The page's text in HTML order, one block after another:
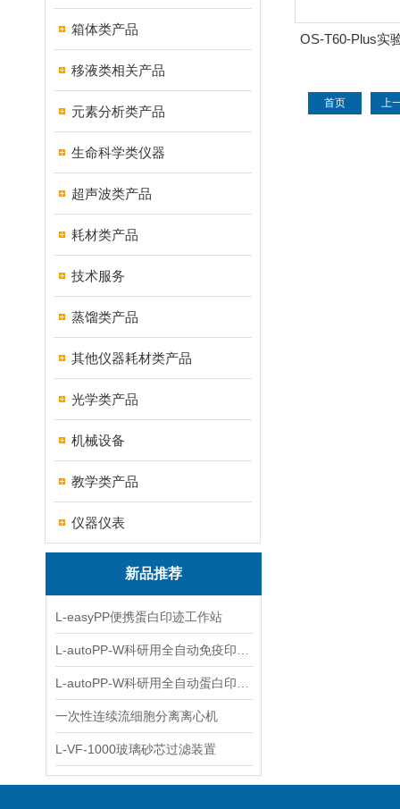
箱体类产品
移液类相关产品
元素分析类产品
生命科学类仪器
超声波类产品
耗材类产品
技术服务
蒸馏类产品
其他仪器耗材类产品
光学类产品
机械设备
教学类产品
仪器仪表
新品推荐
L-easyPP便携蛋白印迹工作站
一次性连续流细胞分离离心机
L-VF-1000玻璃砂芯过滤装置
OS-T60-Plus实
首页 上